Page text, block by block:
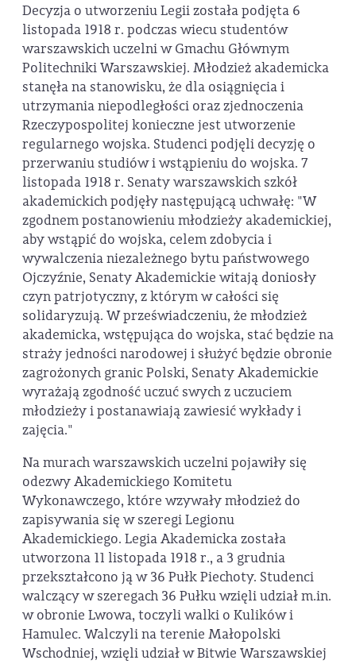
Decyzja o utworzeniu Legii została podjęta 6
listopada 1918 r. podczas wiecu studentów
warszawskich uczelni w Gmachu Głównym
Politechniki Warszawskiej. Młodzież akademicka
stanęła na stanowisku, że dla osiągnięcia i
utrzymania niepodległości oraz zjednoczenia
Rzeczypospolitej konieczne jest utworzenie
regularnego wojska. Studenci podjęli decyzję o
przerwaniu studiów i wstąpieniu do wojska. 7
listopada 1918 r. Senaty warszawskich szkół
akademickich podjęły następującą uchwałę: "W
zgodnem postanowieniu młodzieży akademickiej,
aby wstąpić do wojska, celem zdobycia i
wywalczenia niezależnego bytu państwowego
Ojczyźnie, Senaty Akademickie witają doniosły
czyn patrjotyczny, z którym w całości się
solidaryzują. W przeświadczeniu, że młodzież
akademicka, wstępująca do wojska, stać będzie na
straży jedności narodowej i służyć będzie obronie
zagrożonych granic Polski, Senaty Akademickie
wyrażają zgodność uczuć swych z uczuciem
młodzieży i postanawiają zawiesić wykłady i
zajęcia."
Na murach warszawskich uczelni pojawiły się
odezwy Akademickiego Komitetu
Wykonawczego, które wzywały młodzież do
zapisywania się w szeregi Legionu
Akademickiego. Legia Akademicka została
utworzona 11 listopada 1918 r., a 3 grudnia
przekształcono ją w 36 Pułk Piechoty. Studenci
walczący w szeregach 36 Pułku wzięli udział m.in.
w obronie Lwowa, toczyli walki o Kulików i
Hamulec. Walczyli na terenie Małopolski
Wschodniej, wzięli udział w Bitwie Warszawskiej